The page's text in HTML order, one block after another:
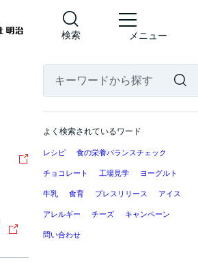
検索 メニュー
よく検索されているワード
レシピ 食の栄養バランスチェック
チョコレート 工場見学 ヨーグルト
牛乳 食育 プレスリリース アイス
アレルギー チーズ キャンペーン
問い合わせ